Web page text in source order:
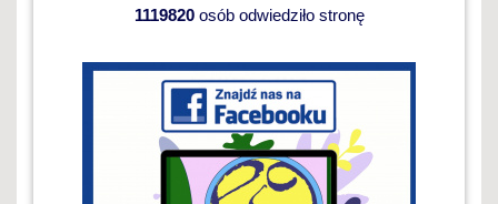
1119820osób odwiedziło stronę